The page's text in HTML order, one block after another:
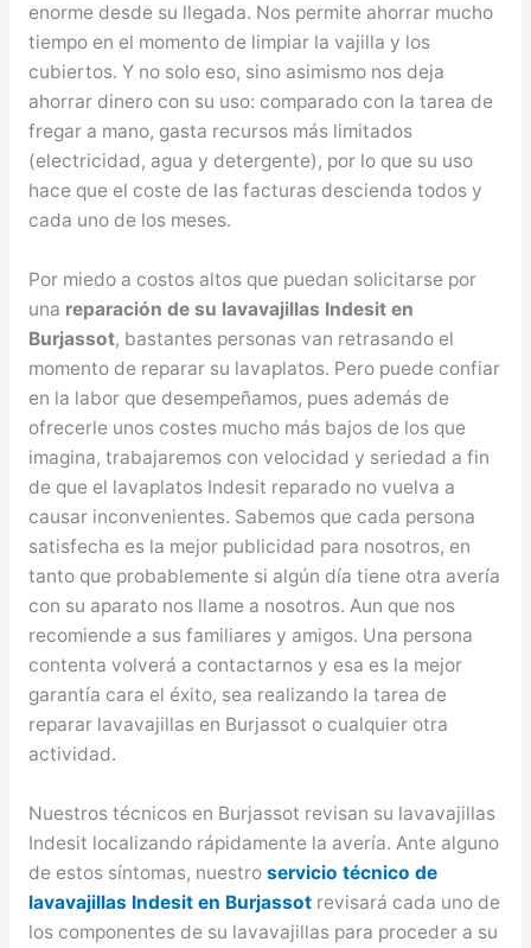
enorme desde su llegada. Nos permite ahorrar mucho
tiempo en el momento de limpiar la vajilla y los
cubiertos. Y no solo eso, sino asimismo nos deja
ahorrar dinero con su uso: comparado con la tarea de
fregar a mano, gasta recursos más limitados
(electricidad, agua y detergente), por lo que su uso
hace que el coste de las facturas descienda todos y
cada uno de los meses.
Por miedo a costos altos que puedan solicitarse por
una reparación de su lavavajillas Indesit en
Burjassot, bastantes personas van retrasando el
momento de reparar su lavaplatos. Pero puede confiar
en la labor que desempeñamos, pues además de
ofrecerle unos costes mucho más bajos de los que
imagina, trabajaremos con velocidad y seriedad a fin
de que el lavaplatos Indesit reparado no vuelva a
causar inconvenientes. Sabemos que cada persona
satisfecha es la mejor publicidad para nosotros, en
tanto que probablemente si algún día tiene otra avería
con su aparato nos llame a nosotros. Aun que nos
recomiende a sus familiares y amigos. Una persona
contenta volverá a contactarnos y esa es la mejor
garantía cara el éxito, sea realizando la tarea de
reparar lavavajillas en Burjassot o cualquier otra
actividad.
Nuestros técnicos en Burjassot revisan su lavavajillas
Indesit localizando rápidamente la avería. Ante alguno
de estos síntomas, nuestro servicio técnico de
lavavajillas Indesit en Burjassot revisará cada uno de
los componentes de su lavavajillas para proceder a su